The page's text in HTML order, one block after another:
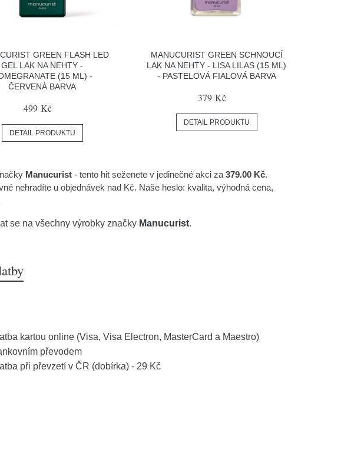
GREEN FLASH LED
GEL LAK NA NEHTY -
(15 ML) -
ČERVENÁ BARVA
499 Kč
DETAIL PRODUKTU
MANUCURIST GREEN SCHNOUCÍ
LAK NA NEHTY - LISA LILAS (15 ML)
- PASTELOVÁ FIALOVÁ BARVA
379 Kč
DETAIL PRODUKTU
Manucurist- tento hit seženete v jedinečné akci za 379.00 Kč.
nehradíte u objednávek nad Kč. Naše heslo: kvalita, výhodná cena,
se na všechny výrobky značky Manucurist.
kartou online (Visa, Visa Electron, MasterCard a Maestro)
převodem
při převzetí v ČR (dobírka) - 29 Kč